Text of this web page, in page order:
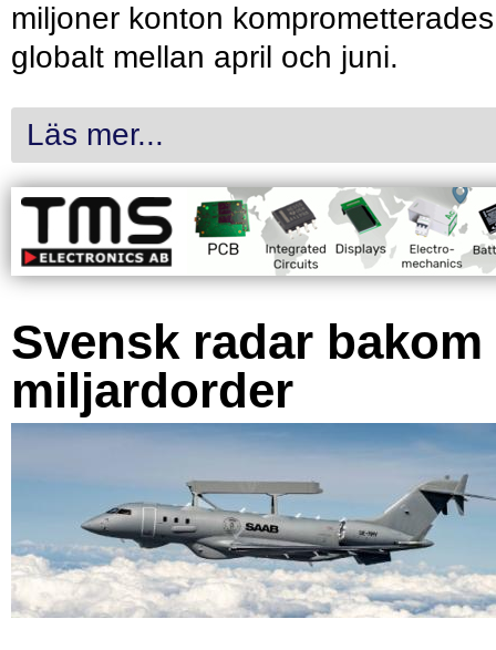
miljoner konton komprometterades
globalt mellan april och juni.
Läs mer...
Svensk radar bakom
miljardorder